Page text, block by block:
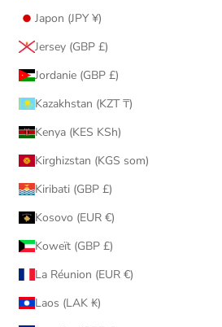
Japon (JPY ¥)
Jersey (GBP £)
Jordanie (GBP £)
Kazakhstan (KZT ₸)
Kenya (KES KSh)
Kirghizstan (KGS som)
Kiribati (GBP £)
Kosovo (EUR €)
Koweït (GBP £)
La Réunion (EUR €)
Laos (LAK ₭)